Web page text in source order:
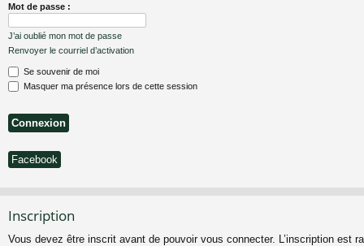
Mot de passe :
J’ai oublié mon mot de passe
Renvoyer le courriel d’activation
Se souvenir de moi
Masquer ma présence lors de cette session
Facebook
Inscription
Vous devez être inscrit avant de pouvoir vous connecter. L’inscription est